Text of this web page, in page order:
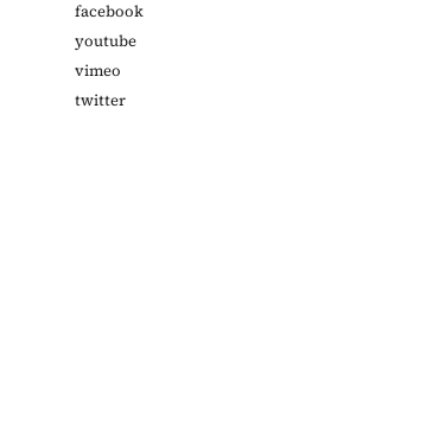
facebook
youtube
vimeo
twitter